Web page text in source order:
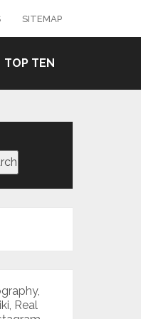
SITEMAP
TOP TEN
Real